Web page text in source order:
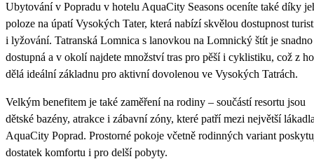
Ubytování v Popradu v hotelu AquaCity Seasons oceníte také díky
poloze na úpatí Vysokých Tater, která nabízí skvělou dostupnost
i lyžování. Tatranská Lomnica s lanovkou na Lomnický štít je snadno
dostupná a v okolí najdete množství tras pro pěší i cyklistiku, což z
dělá ideální základnu pro aktivní dovolenou ve Vysokých Tatrách.
Velkým benefitem je také zaměření na rodiny – součástí resortu jsou
dětské bazény, atrakce i zábavní zóny, které patří mezi největší
AquaCity Poprad. Prostorné pokoje včetně rodinných variant
dostatek komfortu i pro delší pobyty.